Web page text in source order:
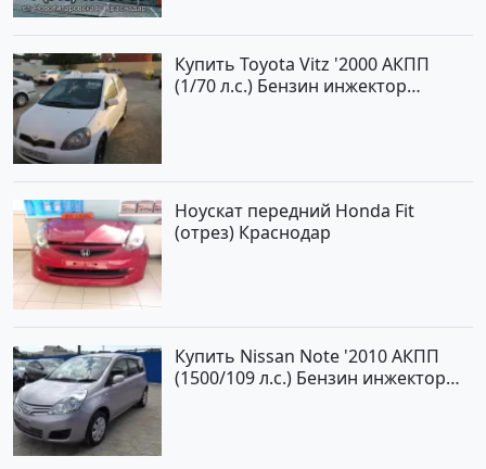
Купить Toyota Vitz '2000 АКПП
(1/70 л.с.) Бензин инжектор
Ноускат передний Honda Fit
(отрез) Краснодар
Купить Nissan Note '2010 АКПП
(1500/109 л.с.) Бензин инжектор